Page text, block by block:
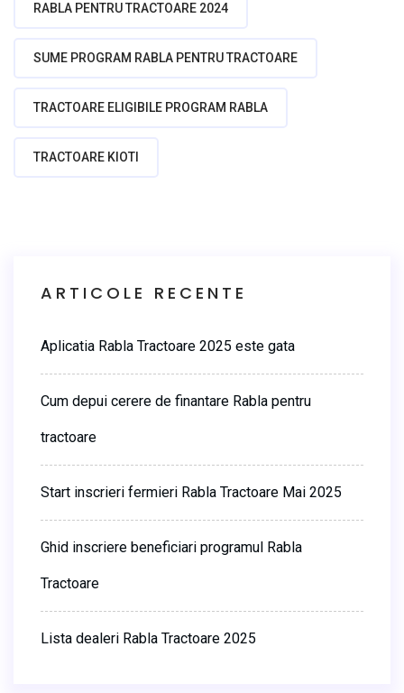
RABLA PENTRU TRACTOARE 2024
SUME PROGRAM RABLA PENTRU TRACTOARE
TRACTOARE ELIGIBILE PROGRAM RABLA
TRACTOARE KIOTI
ARTICOLE RECENTE
Aplicatia Rabla Tractoare 2025 este gata
Cum depui cerere de finantare Rabla pentru
tractoare
Start inscrieri fermieri Rabla Tractoare Mai 2025
Ghid inscriere beneficiari programul Rabla
Tractoare
Lista dealeri Rabla Tractoare 2025